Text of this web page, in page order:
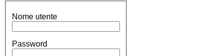
Nome utente
Password